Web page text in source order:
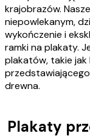
krajobrazów.
niepowlekanym,
wykończenie i
ramki na plakaty.
plakatów, takie
drewna.
Plakaty